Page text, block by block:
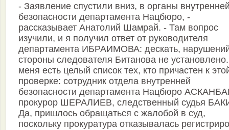
- Заявление спустили вниз, в органы
безопасности департамента Нацбюро, -
рассказывает Анатолий Шамрай. - Там вопрос
изучили, и я получил ответ от руководителя
департамента ИБРАИМОВА: дескать,
стороны следователя Битанова не
меня есть целый список тех, кто причастен к
проверке: сотрудник отдела внутренней
безопасности департамента Нацбюро
прокурор ШЕРАЛИЕВ, следственный судья
Да, пришлось обращаться с жалобой в суд,
поскольку прокуратура отказывалась